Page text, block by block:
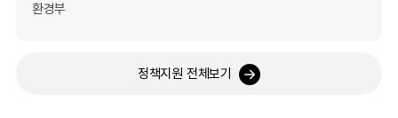
환경부
정책지원 전체보기